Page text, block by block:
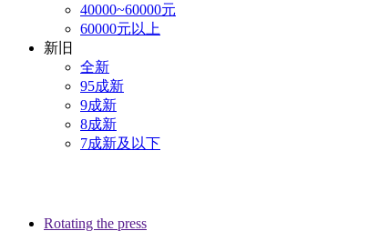
40000~60000元
60000元以上
新旧
全新
95成新
9成新
8成新
7成新及以下
Rotating the press